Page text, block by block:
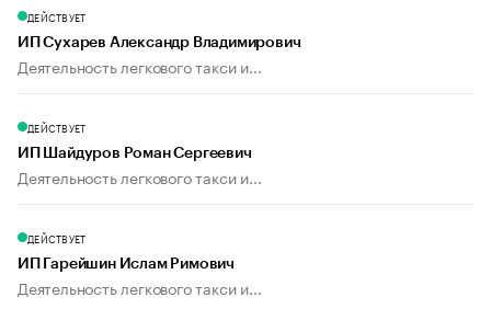
ДЕЙСТВУЕТ
ИП Сухарев Александр Владимирович
Деятельность легкового такси и...
ДЕЙСТВУЕТ
ИП Шайдуров Роман Сергеевич
Деятельность легкового такси и...
ДЕЙСТВУЕТ
ИП Гарейшин Ислам Римович
Деятельность легкового такси и...